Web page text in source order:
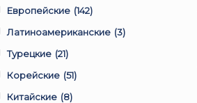
Европейские (142)
Латиноамериканские (3)
Турецкие (21)
Корейские (51)
Китайские (8)